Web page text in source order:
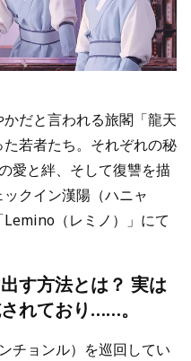
だと言われる旅閣「龍天
若者たち。それぞれの秘
愛と絆、そして復讐を描
クイン漢陽（ハニャ
（レミノ）」にて
す方法とは？ 実は
れており……。
チョンル）を巡回してい